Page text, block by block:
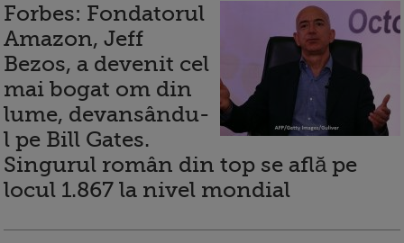
Forbes: Fondatorul
Amazon, Jeff
Bezos, a devenit cel
mai bogat om din
lume, devansându-
l pe Bill Gates.
Singurul român din top se află pe
locul 1.867 la nivel mondial